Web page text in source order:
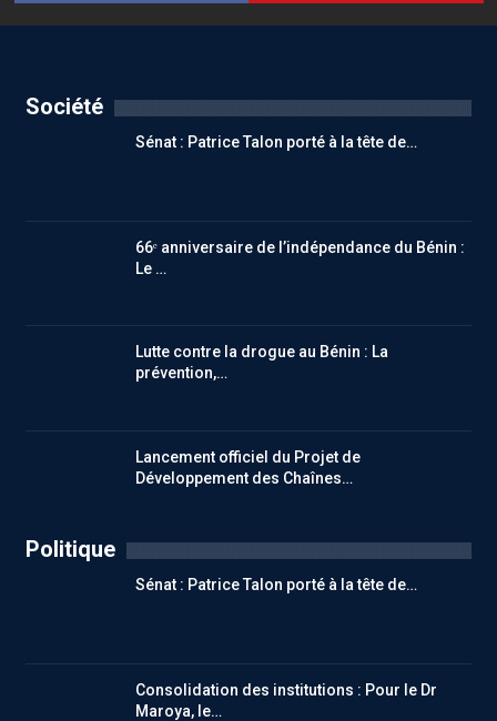
Société
Sénat : Patrice Talon porté à la tête de…
66ᵉ anniversaire de l’indépendance du Bénin :
Le …
Lutte contre la drogue au Bénin : La
prévention,…
Lancement officiel du Projet de
Développement des Chaînes…
Politique
Sénat : Patrice Talon porté à la tête de…
Consolidation des institutions : Pour le Dr
Maroya, le…